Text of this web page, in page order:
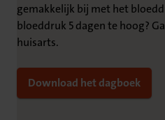
gemakkelijk bij met het
bloeddruk 5 dagen te hoog?
huisarts.
Download het dagboek